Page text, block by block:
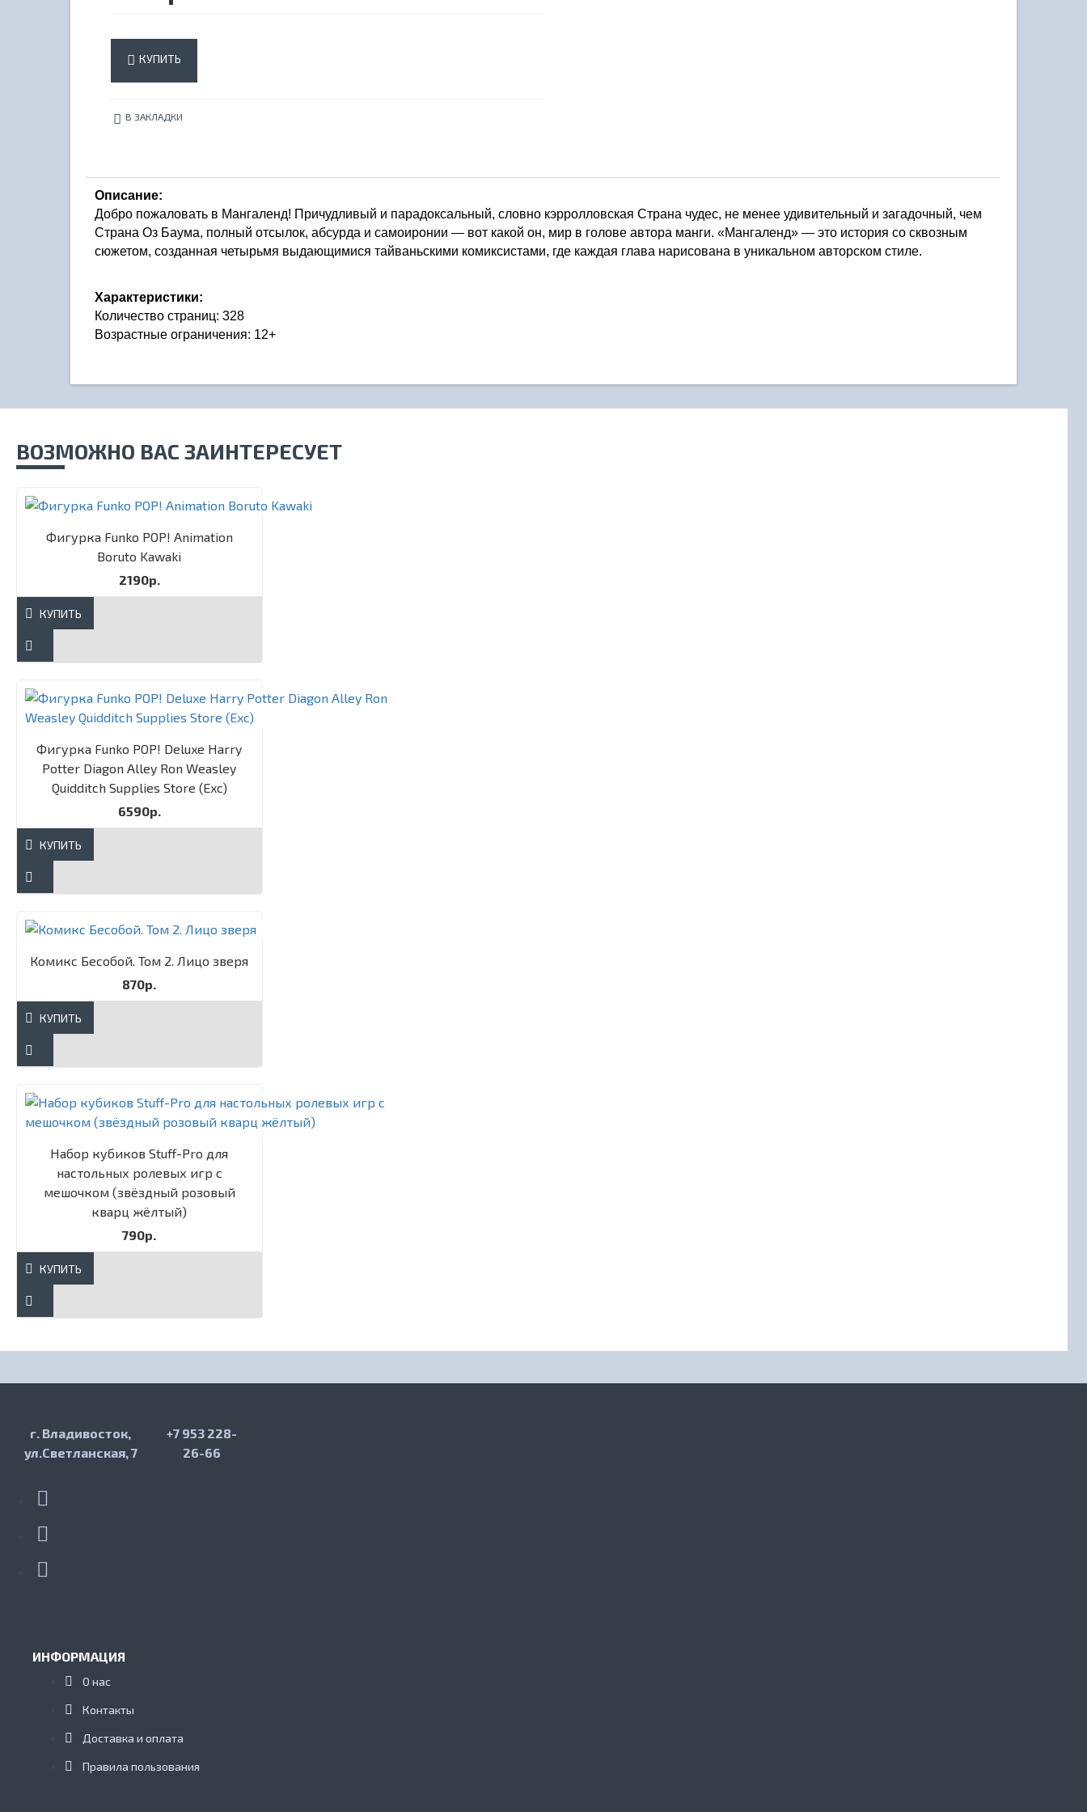
КУПИТЬ
В ЗАКЛАДКИ
Описание:
Добро пожаловать в Мангаленд! Причудливый и парадоксальный, словно кэрролловская Страна чудес, не менее удивительный и загадочный, чем
Страна Оз Баума, полный отсылок, абсурда и самоиронии — вот какой он, мир в голове автора манги. «Мангаленд» — это история со сквозным
сюжетом, созданная четырьмя выдающимися тайваньскими комиксистами, где каждая глава нарисована в уникальном авторском стиле.
Характеристики:
Количество страниц: 328
Возрастные ограничения: 12+
ВОЗМОЖНО ВАС ЗАИНТЕРЕСУЕТ
Фигурка Funko POP! Animation
Boruto Kawaki
2190р.
КУПИТЬ
Фигурка Funko POP! Deluxe Harry
Potter Diagon Alley Ron Weasley
Quidditch Supplies Store (Exc)
6590р.
КУПИТЬ
Комикс Бесобой. Том 2. Лицо зверя
870р.
КУПИТЬ
Набор кубиков Stuff-Pro для
настольных ролевых игр с
мешочком (звёздный розовый
кварц жёлтый)
790р.
КУПИТЬ
г. Владивосток,
ул.Светланская, 7
+7 953 228-
26-66
ИНФОРМАЦИЯ
О нас
Контакты
Доставка и оплата
Правила пользования